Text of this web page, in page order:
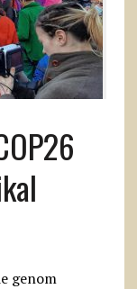
genom